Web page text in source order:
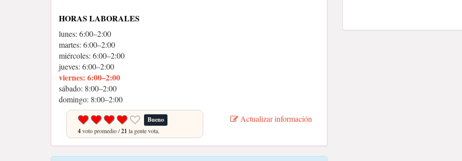
HORAS LABORALES
lunes: 6:00–2:00
martes: 6:00–2:00
miércoles: 6:00–2:00
jueves: 6:00–2:00
viernes: 6:00–2:00
sábado: 8:00–2:00
domingo: 8:00–2:00
Bueno
4voto promedio /21 la gente vota.
Actualizar información